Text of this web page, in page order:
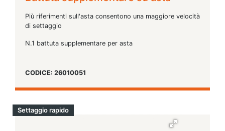
Più riferimenti sull'asta consentono una maggiore velocità
di settaggio
N.1 battuta supplementare per asta
CODICE: 26010051
Settaggio rapido